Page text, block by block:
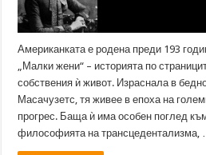
Американката е родена преди 193
„Малки жени“ – историята по
собствения ѝ живот. Израснала в
Масачузетс, тя живее в епоха на
прогрес. Баща ѝ има особен поглед
философията на трансцедентализма,